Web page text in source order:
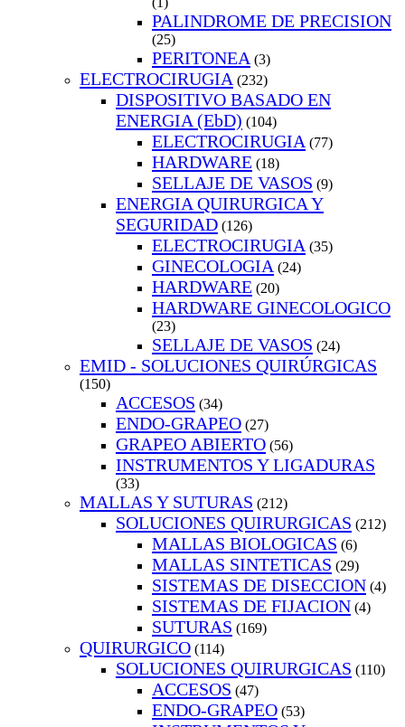
PALINDROME DE PRECISION
(25)
PERITONEA (3)
ELECTROCIRUGIA (232)
DISPOSITIVO BASADO EN
ENERGIA (EbD) (104)
ELECTROCIRUGIA (77)
HARDWARE (18)
SELLAJE DE VASOS (9)
ENERGIA QUIRURGICA Y
SEGURIDAD (126)
ELECTROCIRUGIA (35)
GINECOLOGIA (24)
HARDWARE (20)
HARDWARE GINECOLOGICO
(23)
SELLAJE DE VASOS (24)
EMID - SOLUCIONES QUIRÚRGICAS
(150)
ACCESOS (34)
ENDO-GRAPEO (27)
GRAPEO ABIERTO (56)
INSTRUMENTOS Y LIGADURAS
(33)
MALLAS Y SUTURAS (212)
SOLUCIONES QUIRURGICAS (212)
MALLAS BIOLOGICAS (6)
MALLAS SINTETICAS (29)
SISTEMAS DE DISECCION (4)
SISTEMAS DE FIJACION (4)
SUTURAS (169)
QUIRURGICO (114)
SOLUCIONES QUIRURGICAS (110)
ACCESOS (47)
ENDO-GRAPEO (53)